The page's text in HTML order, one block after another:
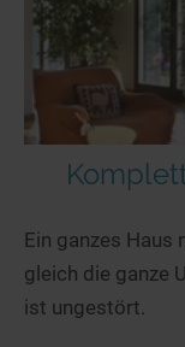
Ein ganzes Haus
gleich die ganze
ist ungestört.